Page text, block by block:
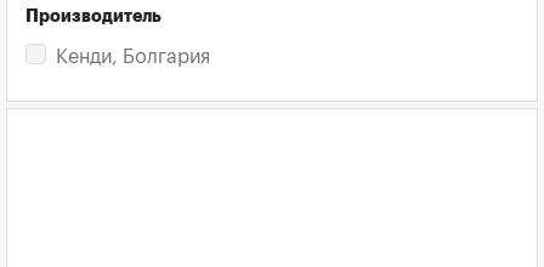
Производитель
Кенди, Болгария